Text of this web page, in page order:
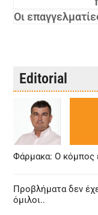
Οι
Editorial
Φάρμακα: Ο κόμπος
Προβλήματα δεν
όμιλοι..